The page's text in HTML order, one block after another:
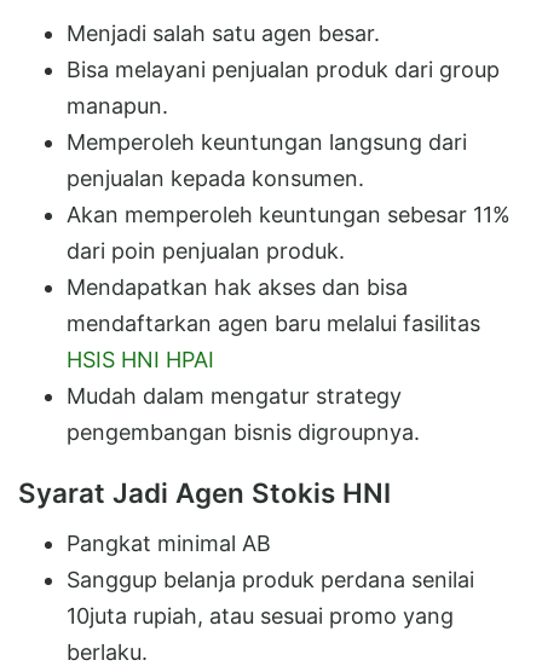
Menjadi salah satu agen besar.
Bisa melayani penjualan produk dari group
manapun.
Memperoleh keuntungan langsung dari
penjualan kepada konsumen.
Akan memperoleh keuntungan sebesar 11%
dari poin penjualan produk.
Mendapatkan hak akses dan bisa
mendaftarkan agen baru melalui fasilitas
HSIS HNI HPAI
Mudah dalam mengatur strategy
pengembangan bisnis digroupnya.
Syarat Jadi Agen Stokis HNI
Pangkat minimal AB
Sanggup belanja produk perdana senilai
10juta rupiah, atau sesuai promo yang
berlaku.